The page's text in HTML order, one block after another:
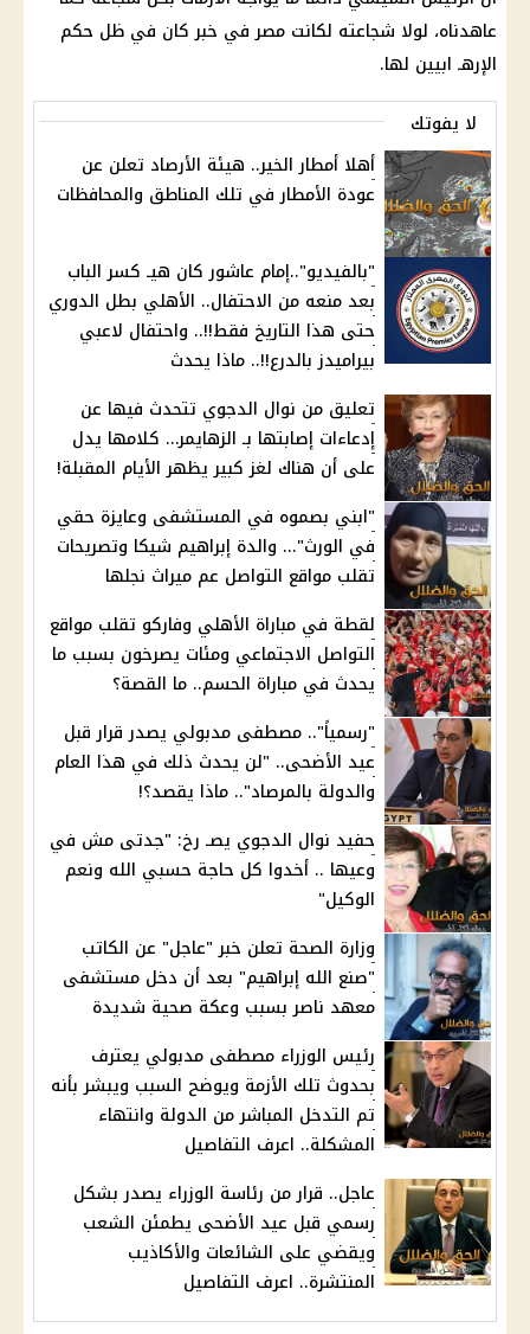
عاهدناه، لولا شجاعته لكانت مصر في خبر كان في ظل حكم
الإرهـ ابيين لها.
لا يفوتك
أهلا أمطار الخير.. هيئة الأرصاد تعلن عن
عودة الأمطار في تلك المناطق والمحافظات
"بالفيديو"..إمام عاشور كان هيـ كسر الباب
بعد منعه من الاحتفال.. الأهلي بطل الدوري
حتى هذا التاريخ فقط!!.. واحتفال لاعبي
بيراميدز بالدرع!!.. ماذا يحدث
تعليق من نوال الدجوي تتحدث فيها عن
إدعاءات إصابتها بـ الزهايمر… كلامها يدل
على أن هناك لغز كبير يظهر الأيام المقبلة!
"ابني بصموه في المستشفى وعايزة حقي
في الورث"... والدة إبراهيم شيكا وتصريحات
تقلب مواقع التواصل عم ميراث نجلها
لقطة في مباراة الأهلي وفاركو تقلب مواقع
التواصل الاجتماعي ومئات يصرخون بسبب ما
يحدث في مباراة الحسم.. ما القصة؟
"رسمياً".. مصطفى مدبولي يصدر قرار قبل
عيد الأضحى.. "لن يحدث ذلك في هذا العام
والدولة بالمرصاد".. ماذا يقصد؟!
حفيد نوال الدجوي يصـ رخ: "جدتى مش في
وعيها .. أخدوا كل حاجة حسبي الله ونعم
الوكيل"
وزارة الصحة تعلن خبر "عاجل" عن الكاتب
"صنع الله إبراهيم" بعد أن دخل مستشفى
معهد ناصر بسبب وعكة صحية شديدة
رئيس الوزراء مصطفى مدبولي يعترف
بحدوث تلك الأزمة ويوضح السبب ويبشر بأنه
تم التدخل المباشر من الدولة وانتهاء
المشكلة.. اعرف التفاصيل
عاجل.. قرار من رئاسة الوزراء يصدر بشكل
رسمي قبل عيد الأضحى يطمئن الشعب
ويقضي على الشائعات والأكاذيب
المنتشرة.. اعرف التفاصيل